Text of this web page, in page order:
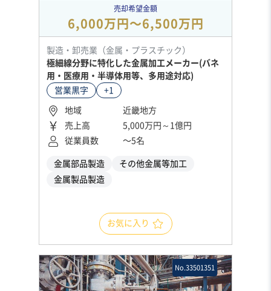
売却希望金額
6,000万円〜6,500万円
製造・卸売業（金属・プラスチック）
極細線分野に特化した金属加工メーカー(バネ
用・医療用・半導体用等、多用途対応)
営業黒字
+1
地域
近畿地方
売上高
5,000万円～1億円
従業員数
〜5名
金属部品製造
その他金属等加工
金属製品製造
お気に入り
No.33501351